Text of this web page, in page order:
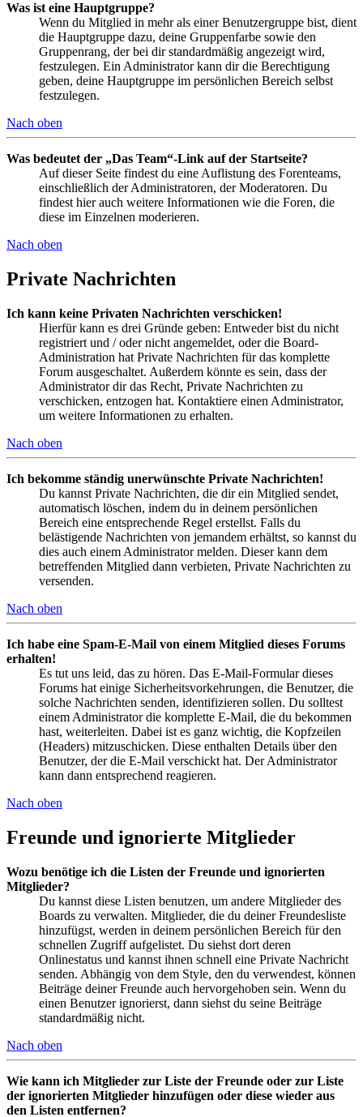
Was ist eine Hauptgruppe?
Wenn du Mitglied in mehr als einer Benutzergruppe bist, dient
die Hauptgruppe dazu, deine Gruppenfarbe sowie den
Gruppenrang, der bei dir standardmäßig angezeigt wird,
festzulegen. Ein Administrator kann dir die Berechtigung
geben, deine Hauptgruppe im persönlichen Bereich selbst
festzulegen.
Nach oben
Was bedeutet der „Das Team“-Link auf der Startseite?
Auf dieser Seite findest du eine Auflistung des Forenteams,
einschließlich der Administratoren, der Moderatoren. Du
findest hier auch weitere Informationen wie die Foren, die
diese im Einzelnen moderieren.
Nach oben
Private Nachrichten
Ich kann keine Privaten Nachrichten verschicken!
Hierfür kann es drei Gründe geben: Entweder bist du nicht
registriert und / oder nicht angemeldet, oder die Board-
Administration hat Private Nachrichten für das komplette
Forum ausgeschaltet. Außerdem könnte es sein, dass der
Administrator dir das Recht, Private Nachrichten zu
verschicken, entzogen hat. Kontaktiere einen Administrator,
um weitere Informationen zu erhalten.
Nach oben
Ich bekomme ständig unerwünschte Private Nachrichten!
Du kannst Private Nachrichten, die dir ein Mitglied sendet,
automatisch löschen, indem du in deinem persönlichen
Bereich eine entsprechende Regel erstellst. Falls du
belästigende Nachrichten von jemandem erhältst, so kannst du
dies auch einem Administrator melden. Dieser kann dem
betreffenden Mitglied dann verbieten, Private Nachrichten zu
versenden.
Nach oben
Ich habe eine Spam-E-Mail von einem Mitglied dieses Forums
erhalten!
Es tut uns leid, das zu hören. Das E-Mail-Formular dieses
Forums hat einige Sicherheitsvorkehrungen, die Benutzer, die
solche Nachrichten senden, identifizieren sollen. Du solltest
einem Administrator die komplette E-Mail, die du bekommen
hast, weiterleiten. Dabei ist es ganz wichtig, die Kopfzeilen
(Headers) mitzuschicken. Diese enthalten Details über den
Benutzer, der die E-Mail verschickt hat. Der Administrator
kann dann entsprechend reagieren.
Nach oben
Freunde und ignorierte Mitglieder
Wozu benötige ich die Listen der Freunde und ignorierten
Mitglieder?
Du kannst diese Listen benutzen, um andere Mitglieder des
Boards zu verwalten. Mitglieder, die du deiner Freundesliste
hinzufügst, werden in deinem persönlichen Bereich für den
schnellen Zugriff aufgelistet. Du siehst dort deren
Onlinestatus und kannst ihnen schnell eine Private Nachricht
senden. Abhängig von dem Style, den du verwendest, können
Beiträge deiner Freunde auch hervorgehoben sein. Wenn du
einen Benutzer ignorierst, dann siehst du seine Beiträge
standardmäßig nicht.
Nach oben
Wie kann ich Mitglieder zur Liste der Freunde oder zur Liste
der ignorierten Mitglieder hinzufügen oder diese wieder aus
den Listen entfernen?